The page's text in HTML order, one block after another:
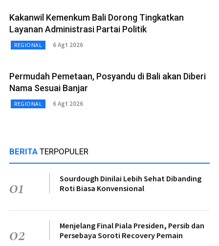
Kakanwil Kemenkum Bali Dorong Tingkatkan
Layanan Administrasi Partai Politik
REGIONAL 6 Agt 2026
Permudah Pemetaan, Posyandu di Bali akan Diberi
Nama Sesuai Banjar
REGIONAL 6 Agt 2026
BERITA TERPOPULER
01
Sourdough Dinilai Lebih Sehat Dibanding
Roti Biasa Konvensional
02
Menjelang Final Piala Presiden, Persib dan
Persebaya Soroti Recovery Pemain